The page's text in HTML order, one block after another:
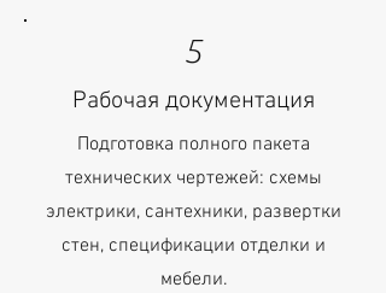
5
Рабочая документация
Подготовка полного пакета
технических чертежей: схемы
электрики, сантехники, развертки
стен, спецификации отделки и
мебели.